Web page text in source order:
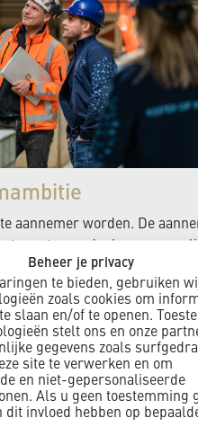
Beheer je privacy
te bieden, gebruiken
zoals cookies om
slaan en/of te openen.
stelt ons en onze
gegevens zoals
site te verwerken en om
en niet-gepersonaliseerde
Als u geen toestemming
dit invloed hebben op
aannemer worden. De
bouwkundige &
en ontwikkelaar die
directe dienstverlening, snelle
sterke partners, en die
zijn product aan de
mensen graag willen
waarmee partners graag